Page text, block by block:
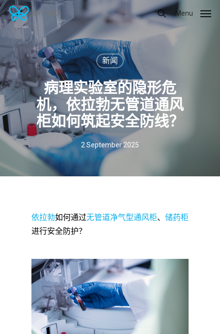
Skip
to
Menu
新闻
病理实验室的隐形危
机，依拉勃无管道通风
柜如何筑起安全防线？
2 September 2025
依拉勃如何通过无管道净气型通风柜、 储药柜
进行安全防护？